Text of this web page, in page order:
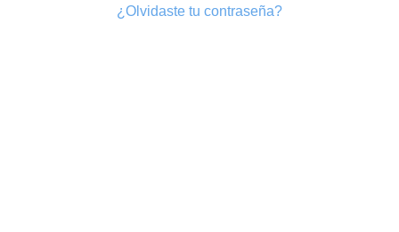
¿Olvidaste tu contraseña?